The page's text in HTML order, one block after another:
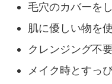
毛穴のカバーを
肌に優しい物を
クレンジング不
メイク時とすっ